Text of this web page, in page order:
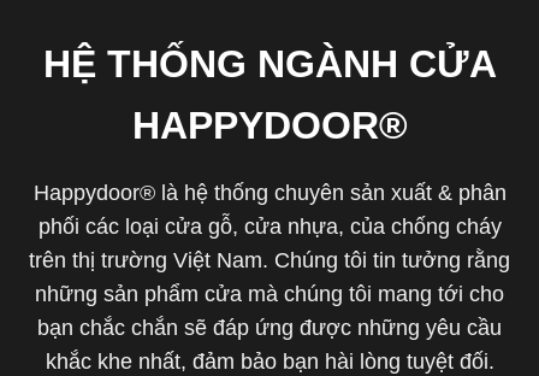
HỆ THỐNG NGÀNH CỬA
HAPPYDOOR®
Happydoor® là hệ thống chuyên sản xuất & phân
phối các loại cửa gỗ, cửa nhựa, của chống cháy
trên thị trường Việt Nam. Chúng tôi tin tưởng rằng
những sản phẩm cửa mà chúng tôi mang tới cho
bạn chắc chắn sẽ đáp ứng được những yêu cầu
khắc khe nhất, đảm bảo bạn hài lòng tuyệt đối.